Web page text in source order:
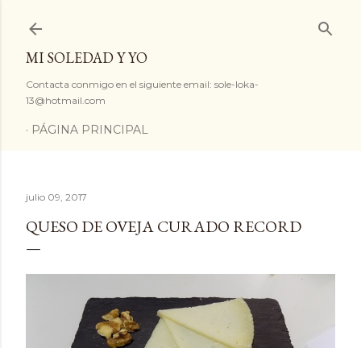
MI SOLEDAD Y YO
Contacta conmigo en el siguiente email: sole-loka-
13@hotmail.com
PÁGINA PRINCIPAL
julio 09, 2017
QUESO DE OVEJA CURADO RECORD